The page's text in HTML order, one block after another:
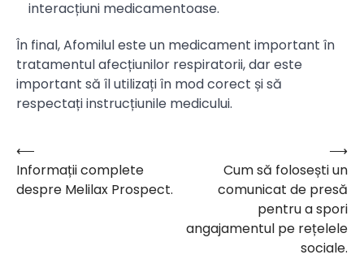
interacțiuni medicamentoase.
În final, Afomilul este un medicament important în
tratamentul afecțiunilor respiratorii, dar este
important să îl utilizați în mod corect și să
respectați instrucțiunile medicului.
Navigare
în
articole
⟵
Informații complete
despre Melilax Prospect.
Cum să folosești un
comunicat de presă
pentru a spori
angajamentul pe rețelele
sociale.
⟶